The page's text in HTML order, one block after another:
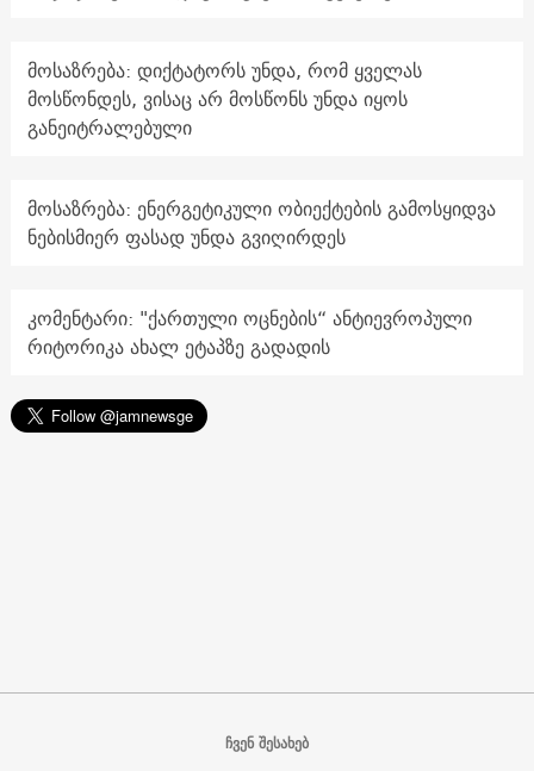
მოსაზრება: დიქტატორს უნდა, რომ ყველას
მოსწონდეს, ვისაც არ მოსწონს უნდა იყოს
განეიტრალებული
მოსაზრება: ენერგეტიკული ობიექტების გამოსყიდვა
ნებისმიერ ფასად უნდა გვიღირდეს
კომენტარი: "ქართული ოცნების“ ანტიევროპული
რიტორიკა ახალ ეტაპზე გადადის
ჩვენ შესახებ